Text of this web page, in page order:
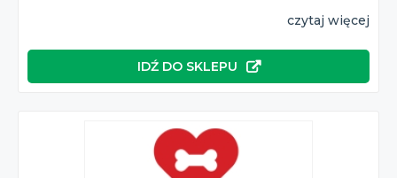
czytaj więcej
IDŹ DO SKLEPU